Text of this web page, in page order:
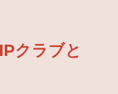
クラブと